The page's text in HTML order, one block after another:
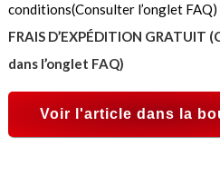
conditions(Consulter l’onglet FAQ)
FRAIS D’EXPÉDITION
dans l’onglet FAQ)
Voir l'article dans la